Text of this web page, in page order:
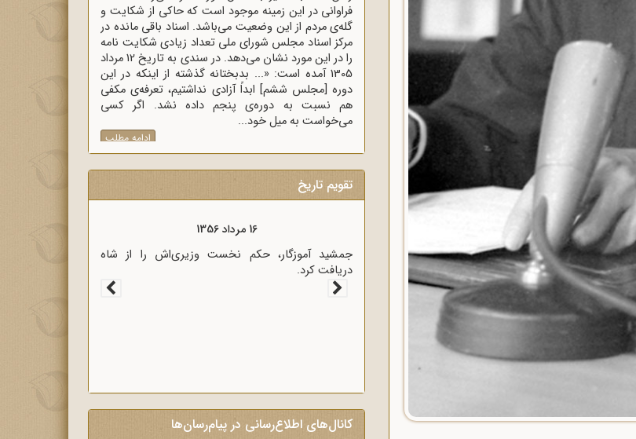
فراوانی در این زمینه موجود است که حاکی از شکایت و
گله‌ی مردم از این وضعیت می‌باشد. اسناد باقی مانده در
مرکز اسناد مجلس شورای ملی تعداد زیادی شکایت نامه
را در این مورد نشان می‌دهد. در سندی به تاریخ 12 مرداد
1305 آمده است: «... بدبختانه گذشته از اینکه در این
دوره [مجلس ششم] ابداً آزادی نداشتیم، تعرفه‌ی مکفی
هم نسبت به دوره‌ی پنجم داده نشد. اگر کسی
می‌خواست به میل خود...
ادامه مطلب
تقویم تاریخ
16 مرداد 1357
آغاز سخنرانی‌های انتقادی و روشنگر وعاظ در لبیک به
پیام امام به وعاظ و روحانیون برای روشنگری و
آگاه‌سازی در منبرهای ماه رمضان.
کانال‌های اطلاع‌رسانی در پیام‌رسان‌ها